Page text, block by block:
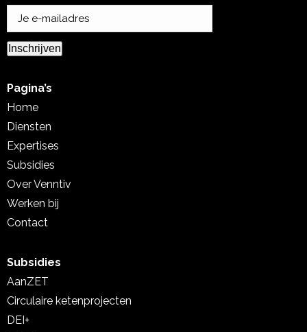
Inschrijven
Pagina’s
Home
Diensten
Expertises
Subsidies
Over Venntiv
Werken bij
Contact
Subsidies
AanZET
Circulaire ketenprojecten
DEI+